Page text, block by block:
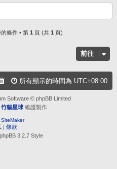
條件 • 第 1 頁 (共 1 頁)
前往
所有顯示的時間為 UTC+08:00
Software © phpBB Limited
竹貓星球維護製作
| 條款
3.2.7 Style